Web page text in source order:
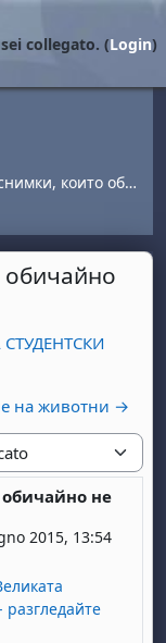
collegato. (Login)
Галерия със снимки, които обичайно не виждате
обичайно
на животни →
не
2015, 13:54
разгледайте